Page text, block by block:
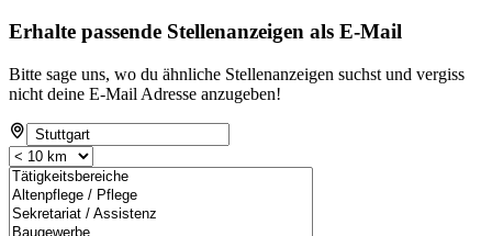
Erhalte passende Stellenanzeigen als E-Mail
Bitte sage uns, wo du ähnliche Stellenanzeigen suchst und vergiss
nicht deine E-Mail Adresse anzugeben!